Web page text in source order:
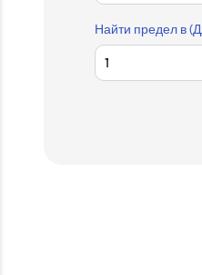
Найти предел в